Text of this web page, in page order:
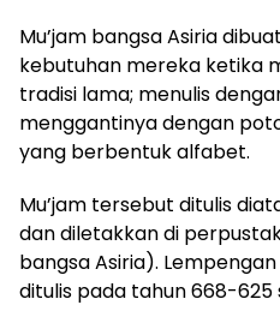
Mu’jam bangsa Asiria
kebutuhan mereka ketika
tradisi lama; menulis
menggantinya dengan
yang berbentuk alfabet.
Mu’jam tersebut ditulis
dan diletakkan di
bangsa Asiria).
ditulis pada tahun 668-625